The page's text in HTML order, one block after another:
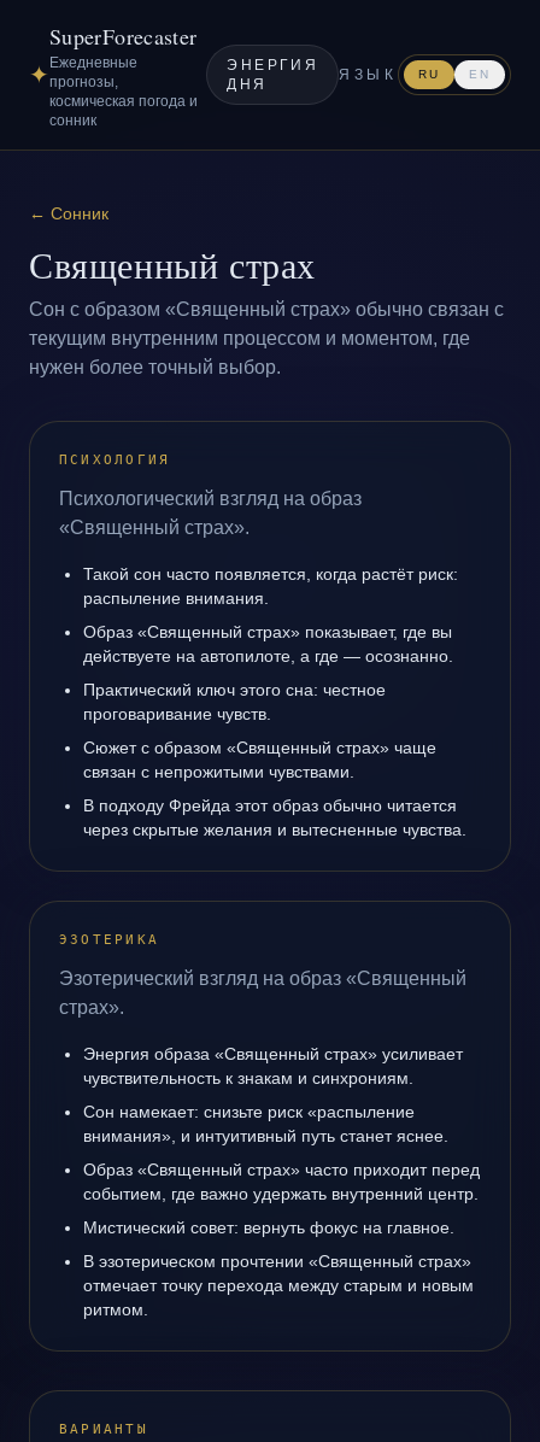
✦
SuperForecaster
Ежедневные
прогнозы,
космическая погода и
сонник
ЭНЕРГИЯ
ДНЯ
ЯЗЫК RU EN
← Сонник
Священный страх
Сон с образом «Священный страх» обычно связан с
текущим внутренним процессом и моментом, где
нужен более точный выбор.
ПСИХОЛОГИЯ
Психологический взгляд на образ
«Священный страх».
Такой сон часто появляется, когда растёт риск:
распыление внимания.
Образ «Священный страх» показывает, где вы
действуете на автопилоте, а где — осознанно.
Практический ключ этого сна: честное
проговаривание чувств.
Сюжет с образом «Священный страх» чаще
связан с непрожитыми чувствами.
В подходу Фрейда этот образ обычно читается
через скрытые желания и вытесненные чувства.
ЭЗОТЕРИКА
Эзотерический взгляд на образ «Священный
страх».
Энергия образа «Священный страх» усиливает
чувствительность к знакам и синхрониям.
Сон намекает: снизьте риск «распыление
внимания», и интуитивный путь станет яснее.
Образ «Священный страх» часто приходит перед
событием, где важно удержать внутренний центр.
Мистический совет: вернуть фокус на главное.
В эзотерическом прочтении «Священный страх»
отмечает точку перехода между старым и новым
ритмом.
ВАРИАНТЫ